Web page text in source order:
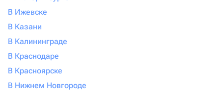
В Ижевске
В Казани
В Калининграде
В Краснодаре
В Красноярске
В Нижнем Новгороде